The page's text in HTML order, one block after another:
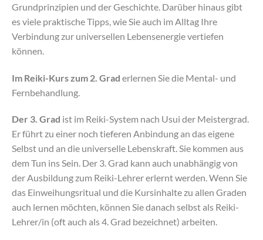
Grundprinzipien und der Geschichte. Darüber hinaus gibt
es viele praktische Tipps, wie Sie auch im Alltag Ihre
Verbindung zur universellen Lebensenergie vertiefen
können.
Im Reiki-Kurs zum 2. Grad erlernen Sie die Mental- und
Fernbehandlung.
Der 3. Grad ist im Reiki-System nach Usui der Meistergrad.
Er führt zu einer noch tieferen Anbindung an das eigene
Selbst und an die universelle Lebenskraft. Sie kommen aus
dem Tun ins Sein. Der 3. Grad kann auch unabhängig von
der Ausbildung zum Reiki-Lehrer erlernt werden. Wenn Sie
das Einweihungsritual und die Kursinhalte zu allen Graden
auch lernen möchten, können Sie danach selbst als Reiki-
Lehrer/in (oft auch als 4. Grad bezeichnet) arbeiten.